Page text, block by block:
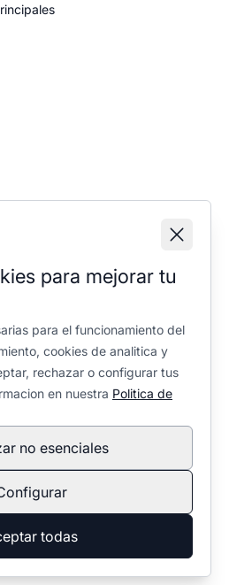
para mejorar tu
para el funcionamiento del
cookies de analitica y
rechazar o configurar tus
en nuestra Politica de
no esenciales
todas
obtengo ingresos por las
los requisitos aplicables. No
valoración de los productos:
derechos reservados.